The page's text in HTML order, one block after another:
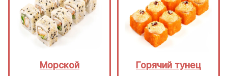
Морской Горячий тунец